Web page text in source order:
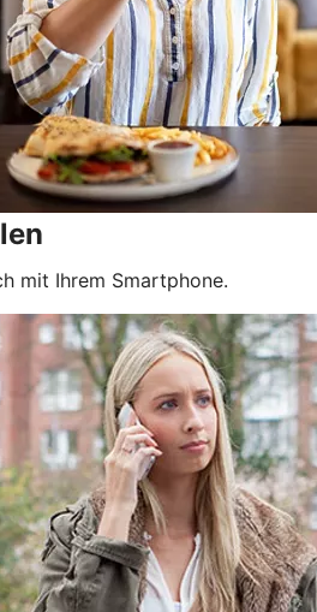
mit Ihrem Smartphone.